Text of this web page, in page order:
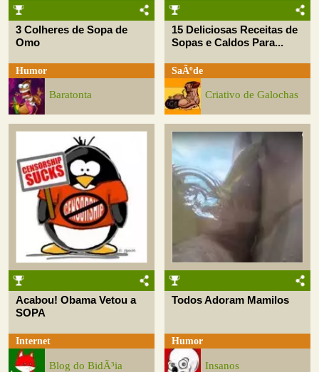
3 Colheres de Sopa de
Omo
Humor
Baratonta
15 Deliciosas Receitas de
Sopas e Caldos Para...
SaÃºde
Criativo de Galochas
Acabou! Obama Vetou a
SOPA
Internet
Blog do BidÃ³ia
Todos Adoram Mamilos
Humor
Insanos